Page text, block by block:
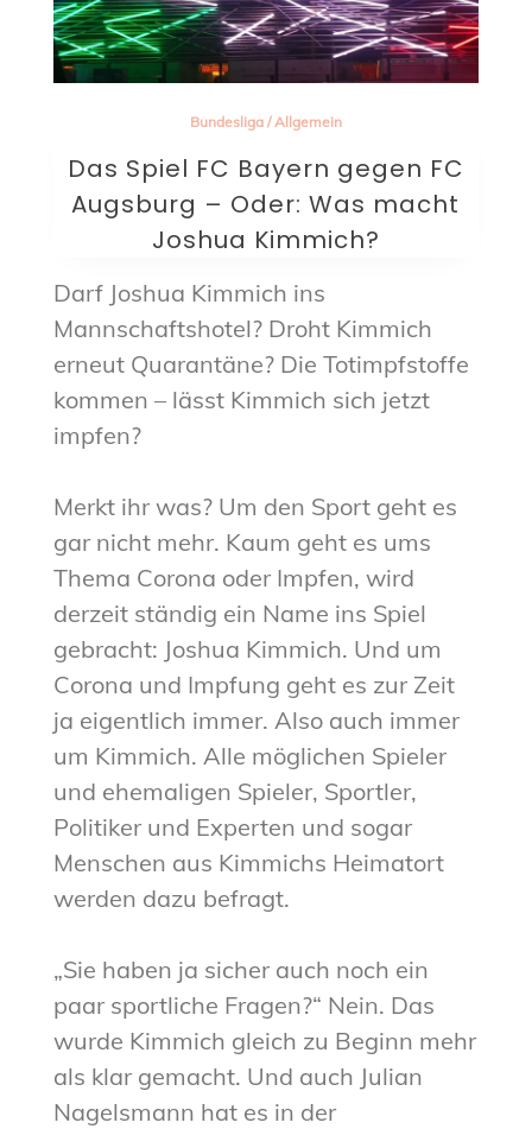
Bundesliga/Allgemein
Das Spiel FC Bayern gegen FC
Augsburg – Oder: Was macht
Joshua Kimmich?
Darf Joshua Kimmich ins
Mannschaftshotel? Droht Kimmich
erneut Quarantäne? Die Totimpfstoffe
kommen – lässt Kimmich sich jetzt
impfen?
Merkt ihr was? Um den Sport geht es
gar nicht mehr. Kaum geht es ums
Thema Corona oder Impfen, wird
derzeit ständig ein Name ins Spiel
gebracht: Joshua Kimmich. Und um
Corona und Impfung geht es zur Zeit
ja eigentlich immer. Also auch immer
um Kimmich. Alle möglichen Spieler
und ehemaligen Spieler, Sportler,
Politiker und Experten und sogar
Menschen aus Kimmichs Heimatort
werden dazu befragt.
„Sie haben ja sicher auch noch ein
paar sportliche Fragen?“ Nein. Das
wurde Kimmich gleich zu Beginn mehr
als klar gemacht. Und auch Julian
Nagelsmann hat es in der